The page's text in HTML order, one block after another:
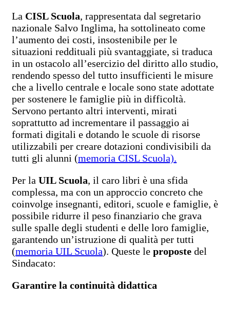
La CISL Scuola, rappresentata dal segretario
nazionale Salvo Inglima, ha sottolineato come
l’aumento dei costi, insostenibile per le
situazioni reddituali più svantaggiate, si traduca
in un ostacolo all’esercizio del diritto allo studio,
rendendo spesso del tutto insufficienti le misure
che a livello centrale e locale sono state adottate
per sostenere le famiglie più in difficoltà.
Servono pertanto altri interventi, mirati
soprattutto ad incrementare il passaggio ai
formati digitali e dotando le scuole di risorse
utilizzabili per creare dotazioni condivisibili da
tutti gli alunni (memoria CISL Scuola).
Per la UIL Scuola, il caro libri è una sfida
complessa, ma con un approccio concreto che
coinvolge insegnanti, editori, scuole e famiglie, è
possibile ridurre il peso finanziario che grava
sulle spalle degli studenti e delle loro famiglie,
garantendo un’istruzione di qualità per tutti
(memoria UIL Scuola). Queste le proposte del
Sindacato:
Garantire la continuità didattica